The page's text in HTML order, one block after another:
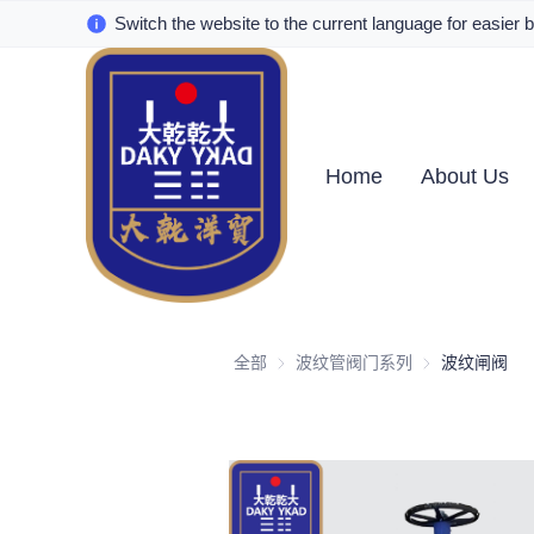
Switch the website to the current language for easier
Home About Us
全部 波纹管阀门系列 波纹管阀门系列
波纹闸阀